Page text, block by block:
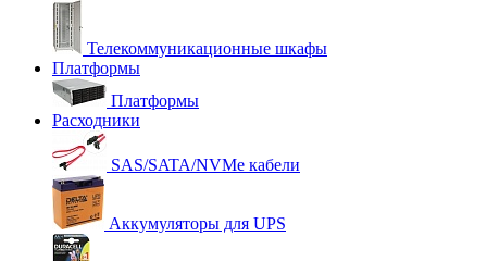
Телекоммуникационные шкафы
Платформы
Платформы
Расходники
SAS/SATA/NVMe кабели
Аккумуляторы для UPS